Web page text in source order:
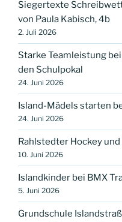
Siegertexte
von Paula Kabisch, 4b
2. Juli 2026
Starke Teamleistung
den Schulpokal
24. Juni 2026
Island-Mädels starten
24. Juni 2026
Rahlstedter Hockey
10. Juni 2026
Islandkinder bei BMX
5. Juni 2026
Grundschule